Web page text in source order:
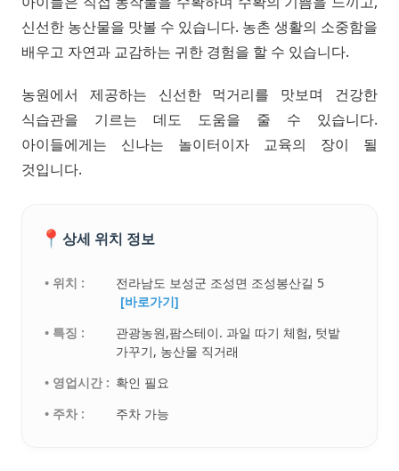
신선한 농산물을 맛볼 수 있습니다. 농촌 생활의 소중함을
배우고 자연과 교감하는 귀한 경험을 할 수 있습니다.
농원에서 제공하는 신선한 먹거리를 맛보며 건강한
식습관을 기르는 데도 도움을 줄 수 있습니다.
아이들에게는 신나는 놀이터이자 교육의 장이 될
것입니다.
📍 상세 위치 정보
• 위치 :
전라남도 보성군 조성면 조성봉산길 5
[바로가기]
• 특징 :
관광농원,팜스테이. 과일 따기 체험, 텃밭
가꾸기, 농산물 직거래
• 영업시간 : 확인 필요
• 주차 :
주차 가능